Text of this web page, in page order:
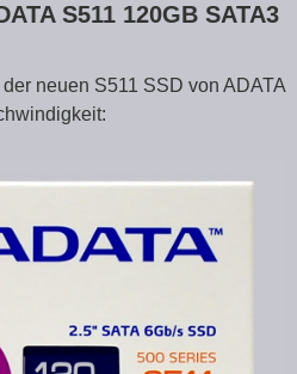
S511 120GB SATA3
neuen S511 SSD von ADATA